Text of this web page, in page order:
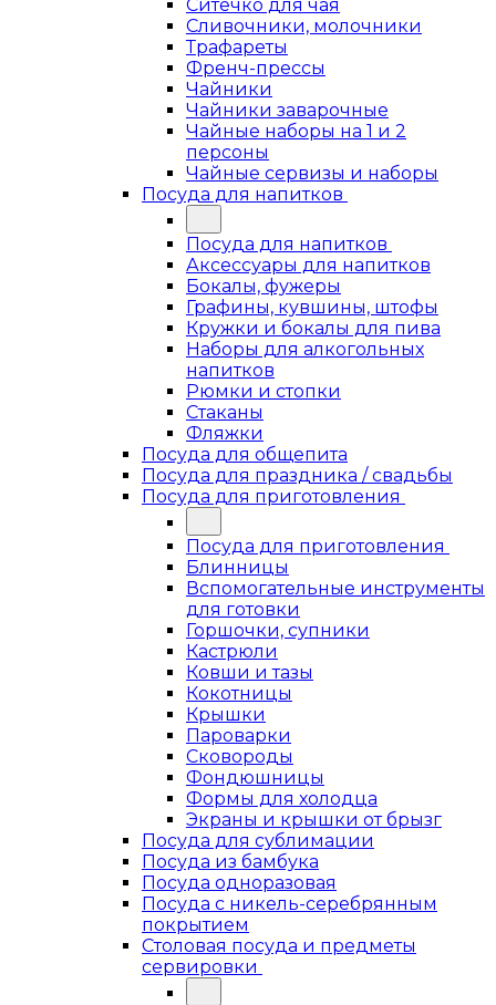
Ситечко для чая
Сливочники, молочники
Трафареты
Френч-прессы
Чайники
Чайники заварочные
Чайные наборы на 1 и 2
персоны
Чайные сервизы и наборы
Посуда для напитков
Посуда для напитков
Аксессуары для напитков
Бокалы, фужеры
Графины, кувшины, штофы
Кружки и бокалы для пива
Наборы для алкогольных
напитков
Рюмки и стопки
Стаканы
Фляжки
Посуда для общепита
Посуда для праздника / свадьбы
Посуда для приготовления
Посуда для приготовления
Блинницы
Вспомогательные инструменты
для готовки
Горшочки, супники
Кастрюли
Ковши и тазы
Кокотницы
Крышки
Пароварки
Сковороды
Фондюшницы
Формы для холодца
Экраны и крышки от брызг
Посуда для сублимации
Посуда из бамбука
Посуда одноразовая
Посуда с никель-серебрянным
покрытием
Столовая посуда и предметы
сервировки